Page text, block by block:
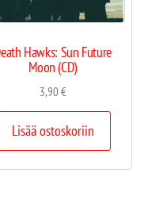
Hawks: Sun Future
Moon (CD)
3,90€
Lisää ostoskoriin